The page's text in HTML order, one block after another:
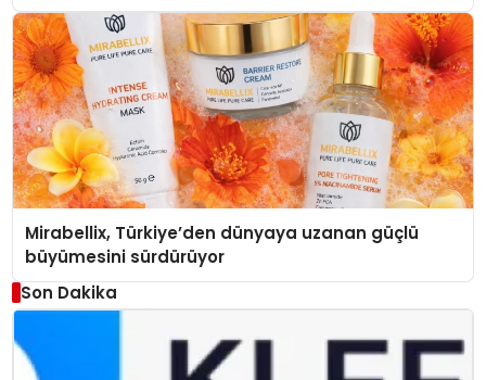
Mirabellix, Türkiye’den dünyaya uzanan güçlü
büyümesini sürdürüyor
Son Dakika